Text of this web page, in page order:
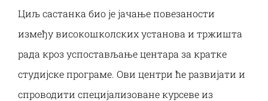
Циљ састанка био је јачање повезаности
између високошколских установа и тржишта
рада кроз успостављање центара за кратке
студијске програме. Ови центри ће развијати и
спроводити специјализоване курсеве из